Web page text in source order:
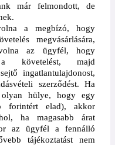
már felmondott, de
a megbízó, hogy
megvásárlására,
az ügyfél, hogy
követelést, majd
ingatlantulajdonost,
szerződést. Ha
hülye, hogy egy
elad), akkor
ha magasabb árat
az ügyfél a fennálló
tájékoztatást nem